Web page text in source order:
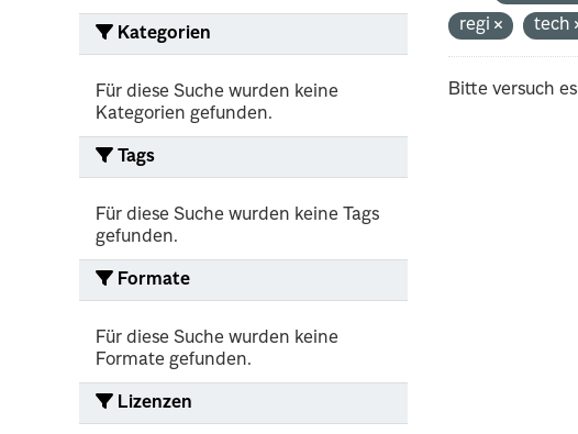
Kategorien
Für diese Suche wurden keine
Kategorien gefunden.
Tags
Für diese Suche wurden keine Tags
gefunden.
Formate
Für diese Suche wurden keine
Formate gefunden.
Lizenzen
regi
tech
Bitte versuch